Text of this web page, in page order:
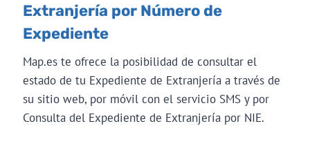
Extranjería por Número de
Expediente
Map.es te ofrece la posibilidad de consultar el
estado de tu Expediente de Extranjería a través de
su sitio web, por móvil con el servicio SMS y por
Consulta del Expediente de Extranjería por NIE.